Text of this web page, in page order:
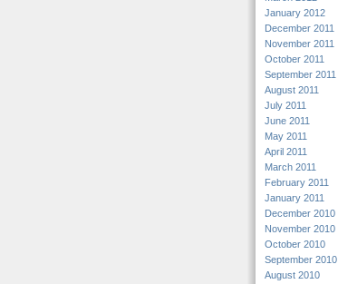
January 2012
December 2011
November 2011
October 2011
September 2011
August 2011
July 2011
June 2011
May 2011
April 2011
March 2011
February 2011
January 2011
December 2010
November 2010
October 2010
September 2010
August 2010